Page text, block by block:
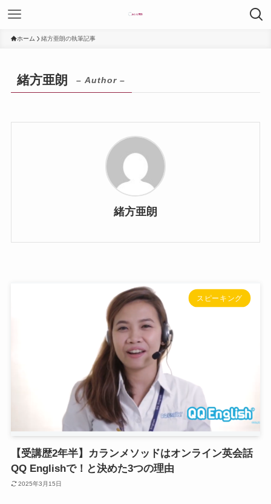
ホーム 緒方亜朗の執筆記事
緒方亜朗 – Author –
緒方亜朗
スピーキング
【受講歴2年半】カランメソッドはオンライン英会話
QQ Englishで！と決めた3つの理由
2025年3月15日